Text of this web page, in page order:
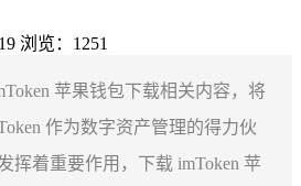
浏览：1251
苹果钱包下载相关内容，将
作为数字资产管理的得力伙
挥着重要作用，下载 imToken 苹